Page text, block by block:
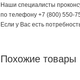
Наши специалисты
по телефону +7 (800) 550-
Если у Вас есть
Похожие товары